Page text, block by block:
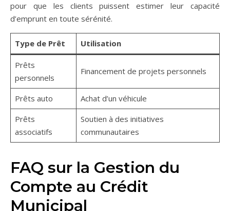
pour que les clients puissent estimer leur capacité
d’emprunt en toute sérénité.
Type de Prêt Utilisation
Prêts
personnels
Financement de projets personnels
Prêts auto
Achat d’un véhicule
Prêts
associatifs
Soutien à des initiatives
communautaires
FAQ sur la Gestion du
Compte au Crédit
Municipal